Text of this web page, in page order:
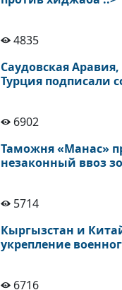
4835
Саудовская
Турция подписали
6902
Таможня «Манас»
незаконный ввоз
5714
Кыргызстан и
укрепление
6716